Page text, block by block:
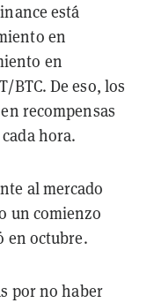
está
en
en
BTC. De eso, los
recompensas
hora.
al mercado
un comienzo
en octubre.
por no haber